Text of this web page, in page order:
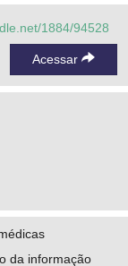
1884/94528
Acessar
da informação